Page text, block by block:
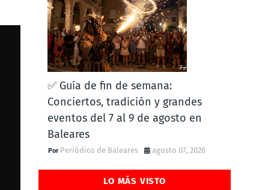
✅ Guía de fin de semana:
Conciertos, tradición y grandes
eventos del 7 al 9 de agosto en
Baleares
Periódico de Baleares agosto 07, 2026
LO MÁS VISTO